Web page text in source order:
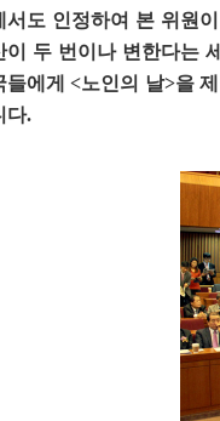
서도 인정하여 본 위원
이 두 번이나 변한다는
들에게 <노인의 날>을
다.